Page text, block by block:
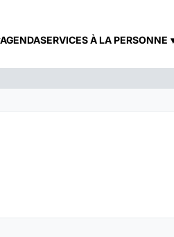
AGENDASERVICES À LA PERSONNE